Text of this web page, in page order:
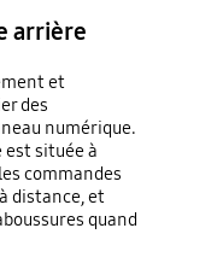
arrière
et
des
numérique.
située à
commandes
distance, et
quand